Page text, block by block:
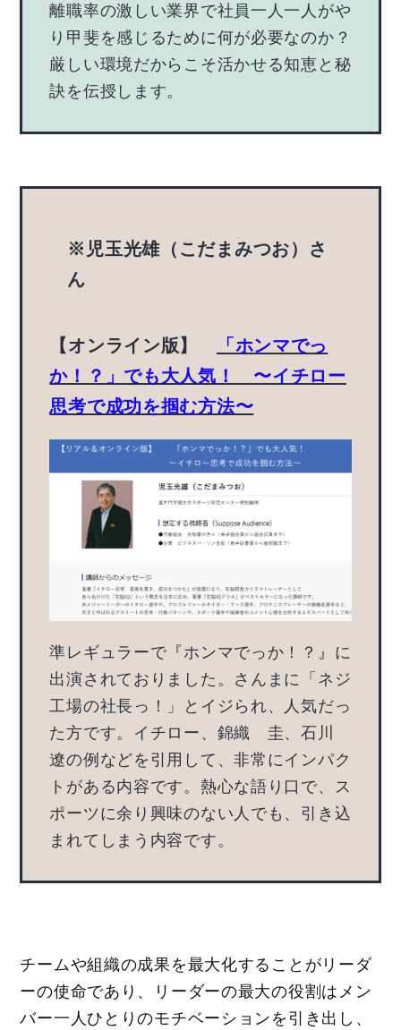
離職率の激しい業界で社員一人一人がや
り甲斐を感じるために何が必要なのか？
厳しい環境だからこそ活かせる知恵と秘
訣を伝授します。
※児玉光雄（こだまみつお）さ
ん
【オンライン版】
「ホンマでっ
か！？」でも大人気！ 〜イチロー
思考で成功を掴む方法〜
準レギュラーで『ホンマでっか！？』に
出演されておりました。さんまに「ネジ
工場の社長っ！」とイジられ、人気だっ
た方です。イチロー、錦織 圭、石川
遼の例などを引用して、非常にインパク
トがある内容です。熱心な語り口で、ス
ポーツに余り興味のない人でも、引き込
まれてしまう内容です。
チームや組織の成果を最大化することがリーダ
ーの使命であり、リーダーの最大の役割はメン
バー一人ひとりのモチベーションを引き出し、